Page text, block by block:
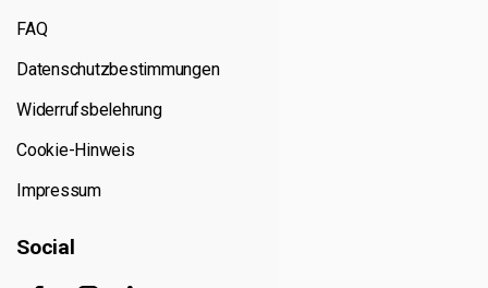
FAQ
Datenschutzbestimmungen
Widerrufsbelehrung
Cookie-Hinweis
Impressum
Social